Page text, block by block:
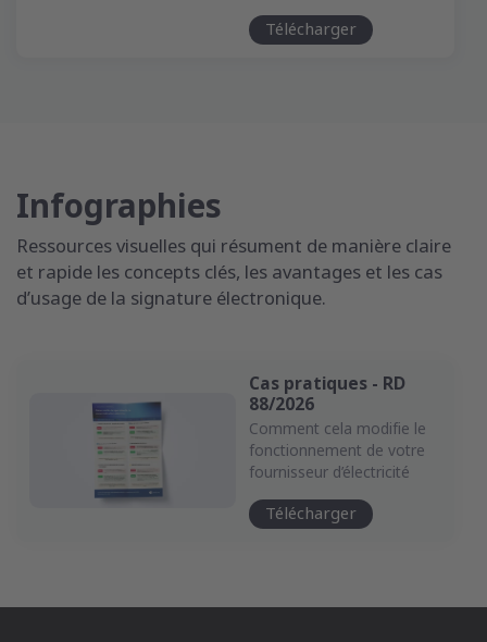
Télécharger
Infographies
Ressources visuelles qui résument de manière claire
et rapide les concepts clés, les avantages et les cas
d’usage de la signature électronique.
Cas pratiques - RD
88/2026
Comment cela modifie le
fonctionnement de votre
fournisseur d’électricité
Télécharger